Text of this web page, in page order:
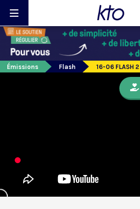
Émissions Flash 16-06 FLASH